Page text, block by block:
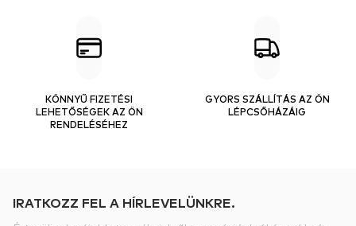
KÖNNYŰ FIZETÉSI
LEHETŐSÉGEK AZ ÖN
RENDELÉSÉHEZ
GYORS SZÁLLÍTÁS AZ ÖN
LÉPCSŐHÁZÁIG
IRATKOZZ FEL A HÍRLEVELÜNKRE.